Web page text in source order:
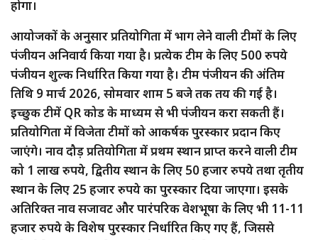
होगा।
आयोजकों के अनुसार प्रतियोगिता में भाग लेने वाली टीमों के लिए
पंजीयन अनिवार्य किया गया है। प्रत्येक टीम के लिए 500 रुपये
पंजीयन शुल्क निर्धारित किया गया है। टीम पंजीयन की अंतिम
तिथि 9 मार्च 2026, सोमवार शाम 5 बजे तक तय की गई है।
इच्छुक टीमें QR कोड के माध्यम से भी पंजीयन करा सकती हैं।
प्रतियोगिता में विजेता टीमों को आकर्षक पुरस्कार प्रदान किए
जाएंगे। नाव दौड़ प्रतियोगिता में प्रथम स्थान प्राप्त करने वाली टीम
को 1 लाख रुपये, द्वितीय स्थान के लिए 50 हजार रुपये तथा तृतीय
स्थान के लिए 25 हजार रुपये का पुरस्कार दिया जाएगा। इसके
अतिरिक्त नाव सजावट और पारंपरिक वेशभूषा के लिए भी 11-11
हजार रुपये के विशेष पुरस्कार निर्धारित किए गए हैं, जिससे